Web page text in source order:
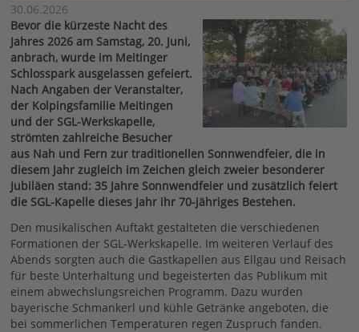
30.06.2026
Bevor die kürzeste Nacht des
Jahres 2026 am Samstag, 20. Juni,
anbrach, wurde im Meitinger
Schlosspark ausgelassen gefeiert.
Nach Angaben der Veranstalter,
der Kolpingsfamilie Meitingen
und der SGL-Werkskapelle,
strömten zahlreiche Besucher
aus Nah und Fern zur traditionellen Sonnwendfeier, die in
diesem Jahr zugleich im Zeichen gleich zweier besonderer
Jubiläen stand: 35 Jahre Sonnwendfeier und zusätzlich feiert
die SGL-Kapelle dieses Jahr ihr 70-jähriges Bestehen.
Den musikalischen Auftakt gestalteten die verschiedenen
Formationen der SGL-Werkskapelle. Im weiteren Verlauf des
Abends sorgten auch die Gastkapellen aus Ellgau und Reisach
für beste Unterhaltung und begeisterten das Publikum mit
einem abwechslungsreichen Programm. Dazu wurden
bayerische Schmankerl und kühle Getränke angeboten, die
bei sommerlichen Temperaturen regen Zuspruch fanden.